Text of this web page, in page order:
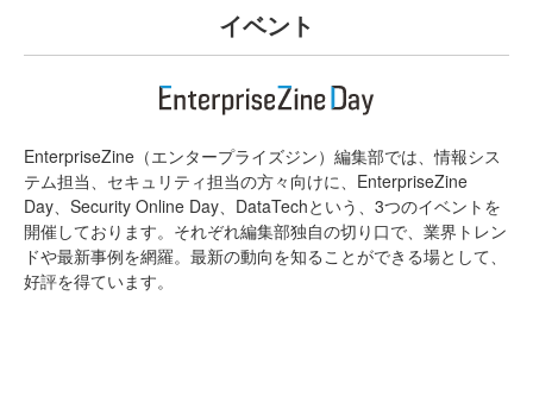
イベント
EnterpriseZine（エンタープライズジン）編集部では、情報シス
テム担当、セキュリティ担当の方々向けに、EnterpriseZine
Day、Security Online Day、DataTechという、3つのイベントを
開催しております。それぞれ編集部独自の切り口で、業界トレン
ドや最新事例を網羅。最新の動向を知ることができる場として、
好評を得ています。